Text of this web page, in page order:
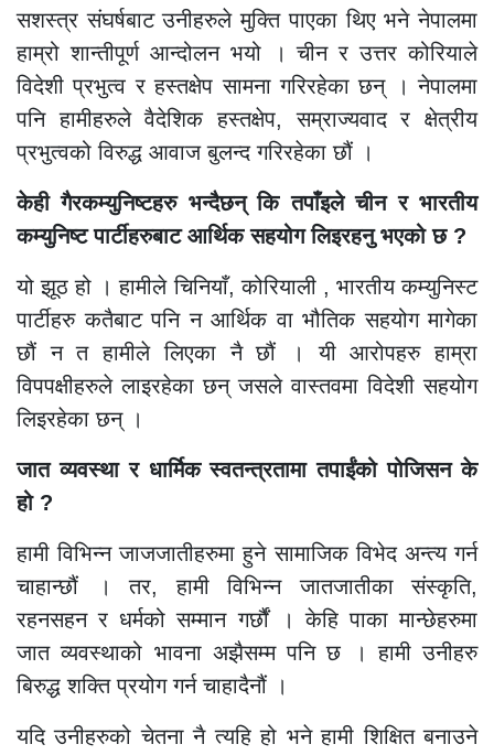
सशस्त्र संघर्षबाट उनीहरुले मुक्ति पाएका थिए भने नेपालमा
हाम्रो शान्तीपूर्ण आन्दोलन भयो । चीन र उत्तर कोरियाले
विदेशी प्रभुत्व र हस्तक्षेप सामना गरिरहेका छन् । नेपालमा
पनि हामीहरुले वैदेशिक हस्तक्षेप, सम्राज्यवाद र क्षेत्रीय
प्रभुत्वको विरुद्ध आवाज बुलन्द गरिरहेका छौं ।
केही गैरकम्युनिष्टहरु भन्दैछन् कि तपाँइले चीन र भारतीय
कम्युनिष्ट पार्टीहरुबाट आर्थिक सहयोग लिइरहनु भएको छ ?
यो झूठ हो । हामीले चिनियाँ, कोरियाली , भारतीय कम्युनिस्ट
पार्टीहरु कतैबाट पनि न आर्थिक वा भौतिक सहयोग मागेका
छौं न त हामीले लिएका नै छौं । यी आरोपहरु हाम्रा
विपपक्षीहरुले लाइरहेका छन् जसले वास्तवमा विदेशी सहयोग
लिइरहेका छन् ।
जात व्यवस्था र धार्मिक स्वतन्त्रतामा तपाईंको पोजिसन के
हो ?
हामी विभिन्न जाजजातीहरुमा हुने सामाजिक विभेद अन्त्य गर्न
चाहान्छौं । तर, हामी विभिन्न जातजातीका संस्कृति,
रहनसहन र धर्मको सम्मान गर्छौं । केहि पाका मान्छेहरुमा
जात व्यवस्थाको भावना अझैसम्म पनि छ । हामी उनीहरु
बिरुद्ध शक्ति प्रयोग गर्न चाहादैनौं ।
यदि उनीहरुको चेतना नै त्यहि हो भने हामी शिक्षित बनाउने